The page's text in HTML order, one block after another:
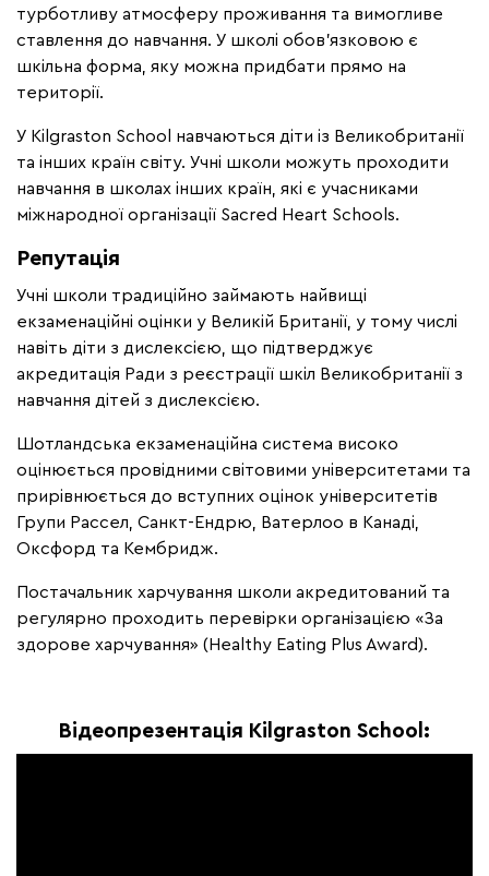
турботливу атмосферу проживання та вимогливе
ставлення до навчання. У школі обов'язковою є
шкільна форма, яку можна придбати прямо на
території.
У Kilgraston School навчаються діти із Великобританії
та інших країн світу. Учні школи можуть проходити
навчання в школах інших країн, які є учасниками
міжнародної організації Sacred Heart Schools.
Репутація
Учні школи традиційно займають найвищі
екзаменаційні оцінки у Великій Британії, у тому числі
навіть діти з дислексією, що підтверджує
акредитація Ради з реєстрації шкіл Великобританії з
навчання дітей з дислексією.
Шотландська екзаменаційна система високо
оцінюється провідними світовими університетами та
прирівнюється до вступних оцінок університетів
Групи Рассел, Санкт-Ендрю, Ватерлоо в Канаді,
Оксфорд та Кембридж.
Постачальник харчування школи акредитований та
регулярно проходить перевірки організацією «За
здорове харчування» (Healthy Eating Plus Award).
Відеопрезентація Kilgraston School: